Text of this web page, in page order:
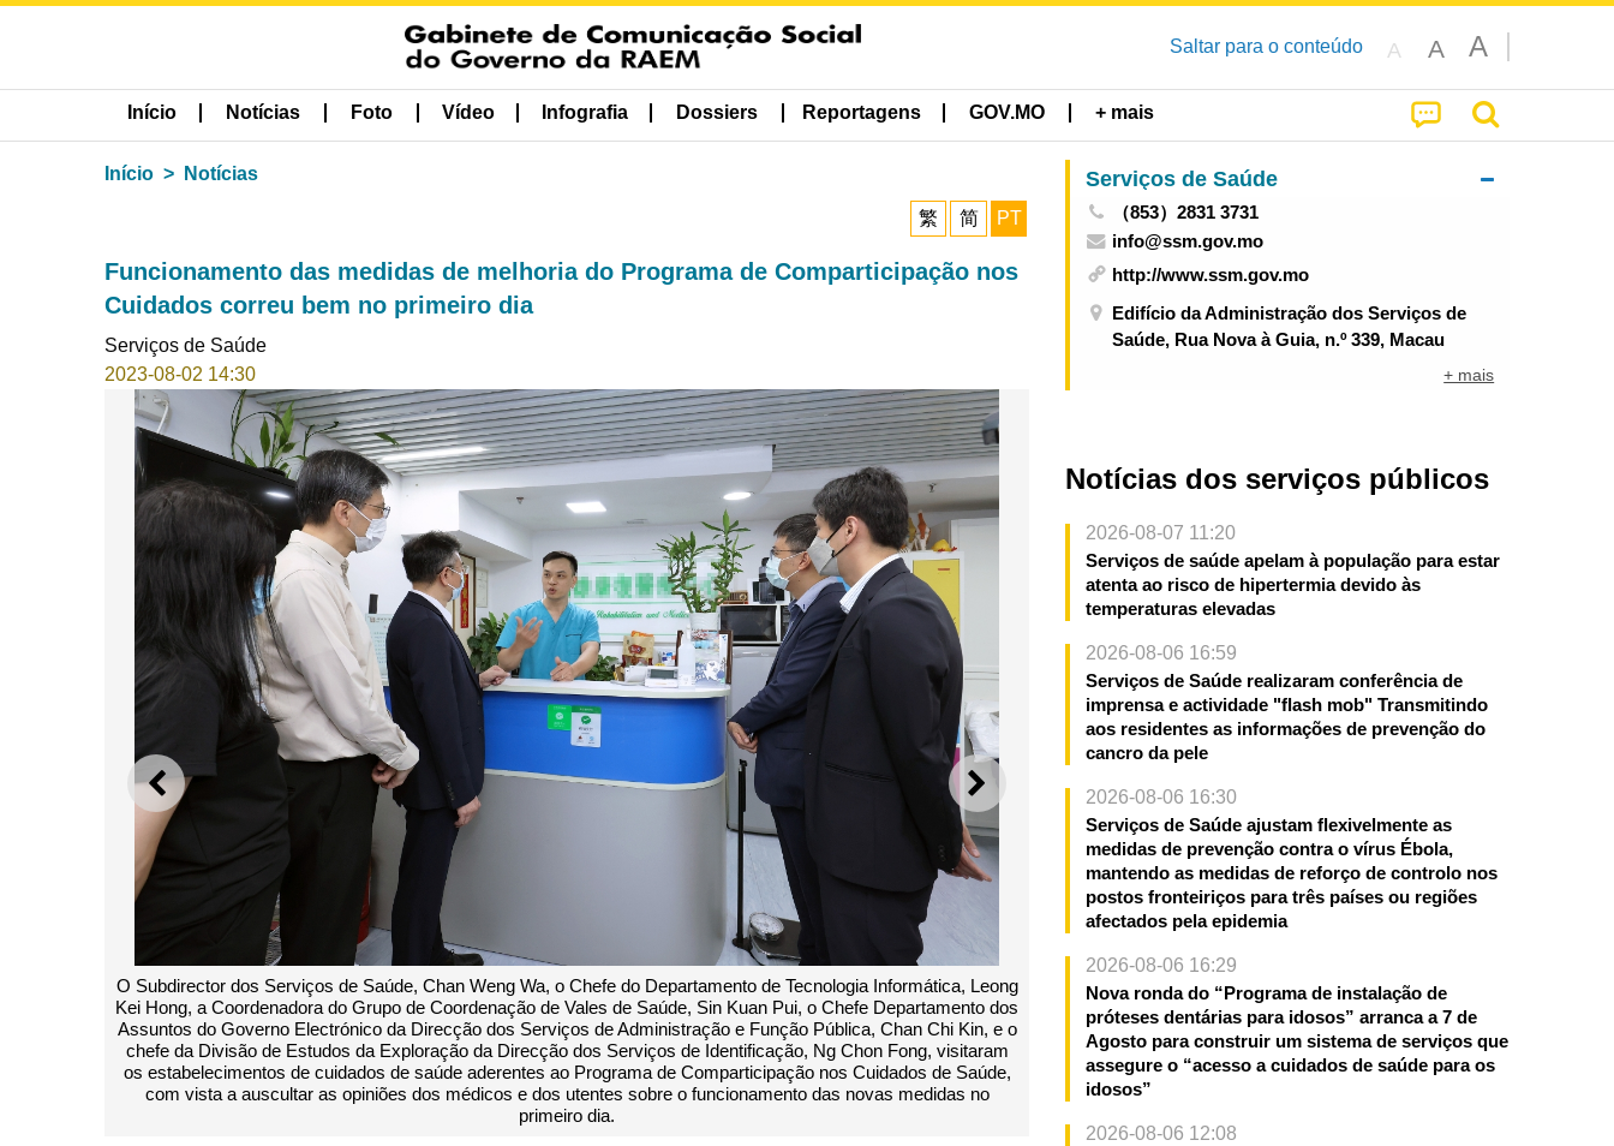
Saltar para o conteúdo A A A
Início Notícias Foto Vídeo Infografia Dossiers Reportagens GOV.MO + mais
Início Notícias
繁 简 PT
Funcionamento das medidas de melhoria do Programa de Comparticipação nos
Cuidados correu bem no primeiro dia
Serviços de Saúde
2023-08-02 14:30
ANTERIOR SEGUINTE
O Subdirector dos Serviços de Saúde, Chan Weng Wa, o Chefe do Departamento de Tecnologia Informática, Leong
Kei Hong, a Coordenadora do Grupo de Coordenação de Vales de Saúde, Sin Kuan Pui, o Chefe Departamento dos
Assuntos do Governo Electrónico da Direcção dos Serviços de Administração e Função Pública, Chan Chi Kin, e o
chefe da Divisão de Estudos da Exploração da Direcção dos Serviços de Identificação, Ng Chon Fong, visitaram
os estabelecimentos de cuidados de saúde aderentes ao Programa de Comparticipação nos Cuidados de Saúde,
com vista a auscultar as opiniões dos médicos e dos utentes sobre o funcionamento das novas medidas no
primeiro dia.
Serviços de Saúde
（853）2831 3731
info@ssm.gov.mo
http://www.ssm.gov.mo
Edifício da Administração dos Serviços de
Saúde, Rua Nova à Guia, n.º 339, Macau
+ mais
Notícias dos serviços públicos
2026-08-07 11:20
Serviços de saúde apelam à população para estar
atenta ao risco de hipertermia devido às
temperaturas elevadas
2026-08-06 16:59
Serviços de Saúde realizaram conferência de
imprensa e actividade "flash mob" Transmitindo
aos residentes as informações de prevenção do
cancro da pele
2026-08-06 16:30
Serviços de Saúde ajustam flexivelmente as
medidas de prevenção contra o vírus Ébola,
mantendo as medidas de reforço de controlo nos
postos fronteiriços para três países ou regiões
afectados pela epidemia
2026-08-06 16:29
Nova ronda do “Programa de instalação de
próteses dentárias para idosos” arranca a 7 de
Agosto para construir um sistema de serviços que
assegure o “acesso a cuidados de saúde para os
idosos”
2026-08-06 12:08